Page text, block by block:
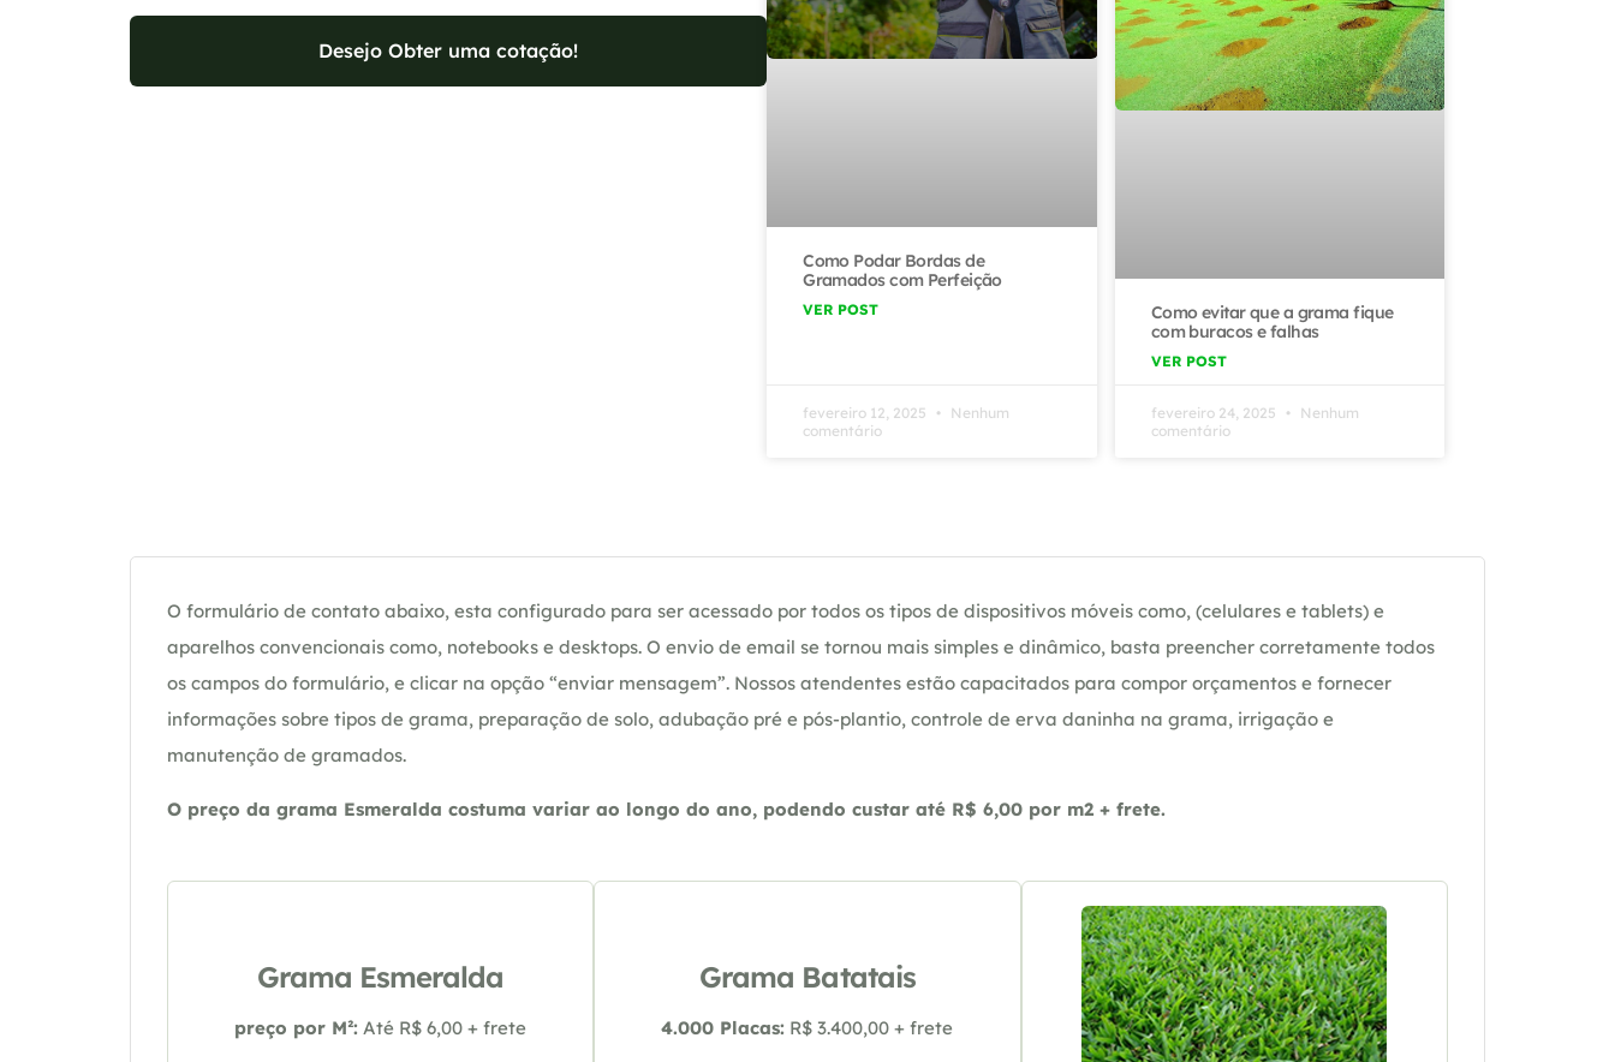
Desejo Obter uma cotação!
Como Podar Bordas de
Gramados com Perfeição
VER POST
fevereiro 12, 2025
Nenhum
comentário
Como evitar que a grama fique
com buracos e falhas
VER POST
fevereiro 24, 2025
Nenhum
comentário
O formulário de contato abaixo, esta configurado para ser acessado por todos os tipos de dispositivos móveis como, (celulares e tablets) e
aparelhos convencionais como, notebooks e desktops. O envio de email se tornou mais simples e dinâmico, basta preencher corretamente todos
os campos do formulário, e clicar na opção “enviar mensagem”. Nossos atendentes estão capacitados para compor orçamentos e fornecer
informações sobre tipos de grama, preparação de solo, adubação pré e pós-plantio, controle de erva daninha na grama, irrigação e
manutenção de gramados.
O preço da grama Esmeralda costuma variar ao longo do ano, podendo custar até R$ 6,00 por m2 + frete.
Grama Esmeralda
preço por M²: Até R$ 6,00 + frete
Grama Batatais
4.000 Placas: R$ 3.400,00 + frete